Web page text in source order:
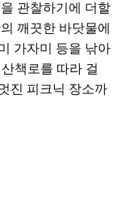
관찰하기에 더할
깨끗한 바닷물에
가자미 등을 낚아
책로를 따라 걸
진 피크닉 장소까
고기가 잘 잡히